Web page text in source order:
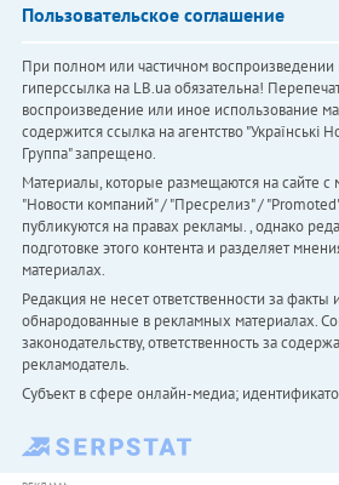
Пользовательское соглашение
При полном или частичном воспроизведении
гиперссылка на LB.ua обязательна!
воспроизведение или иное использование
содержится ссылка на агентство "Українськi
Группа" запрещено.
Материалы, которые размещаются на сайте с
"Новости компаний" / "Пресрелиз" /
публикуются на правах рекламы. , однако
подготовке этого контента и разделяет
материалах.
Редакция не несет ответственности за
обнародованные в рекламных материалах.
законодательству, ответственность за
рекламодатель.
Субъект в сфере онлайн-медиа;